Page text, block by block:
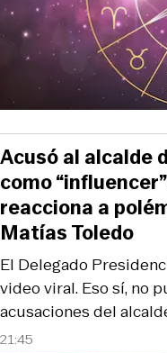
21:45
El Delegado
video viral. Eso sí, no
acusaciones del
Acusó al alcalde
como
reacciona a
Matías Toledo